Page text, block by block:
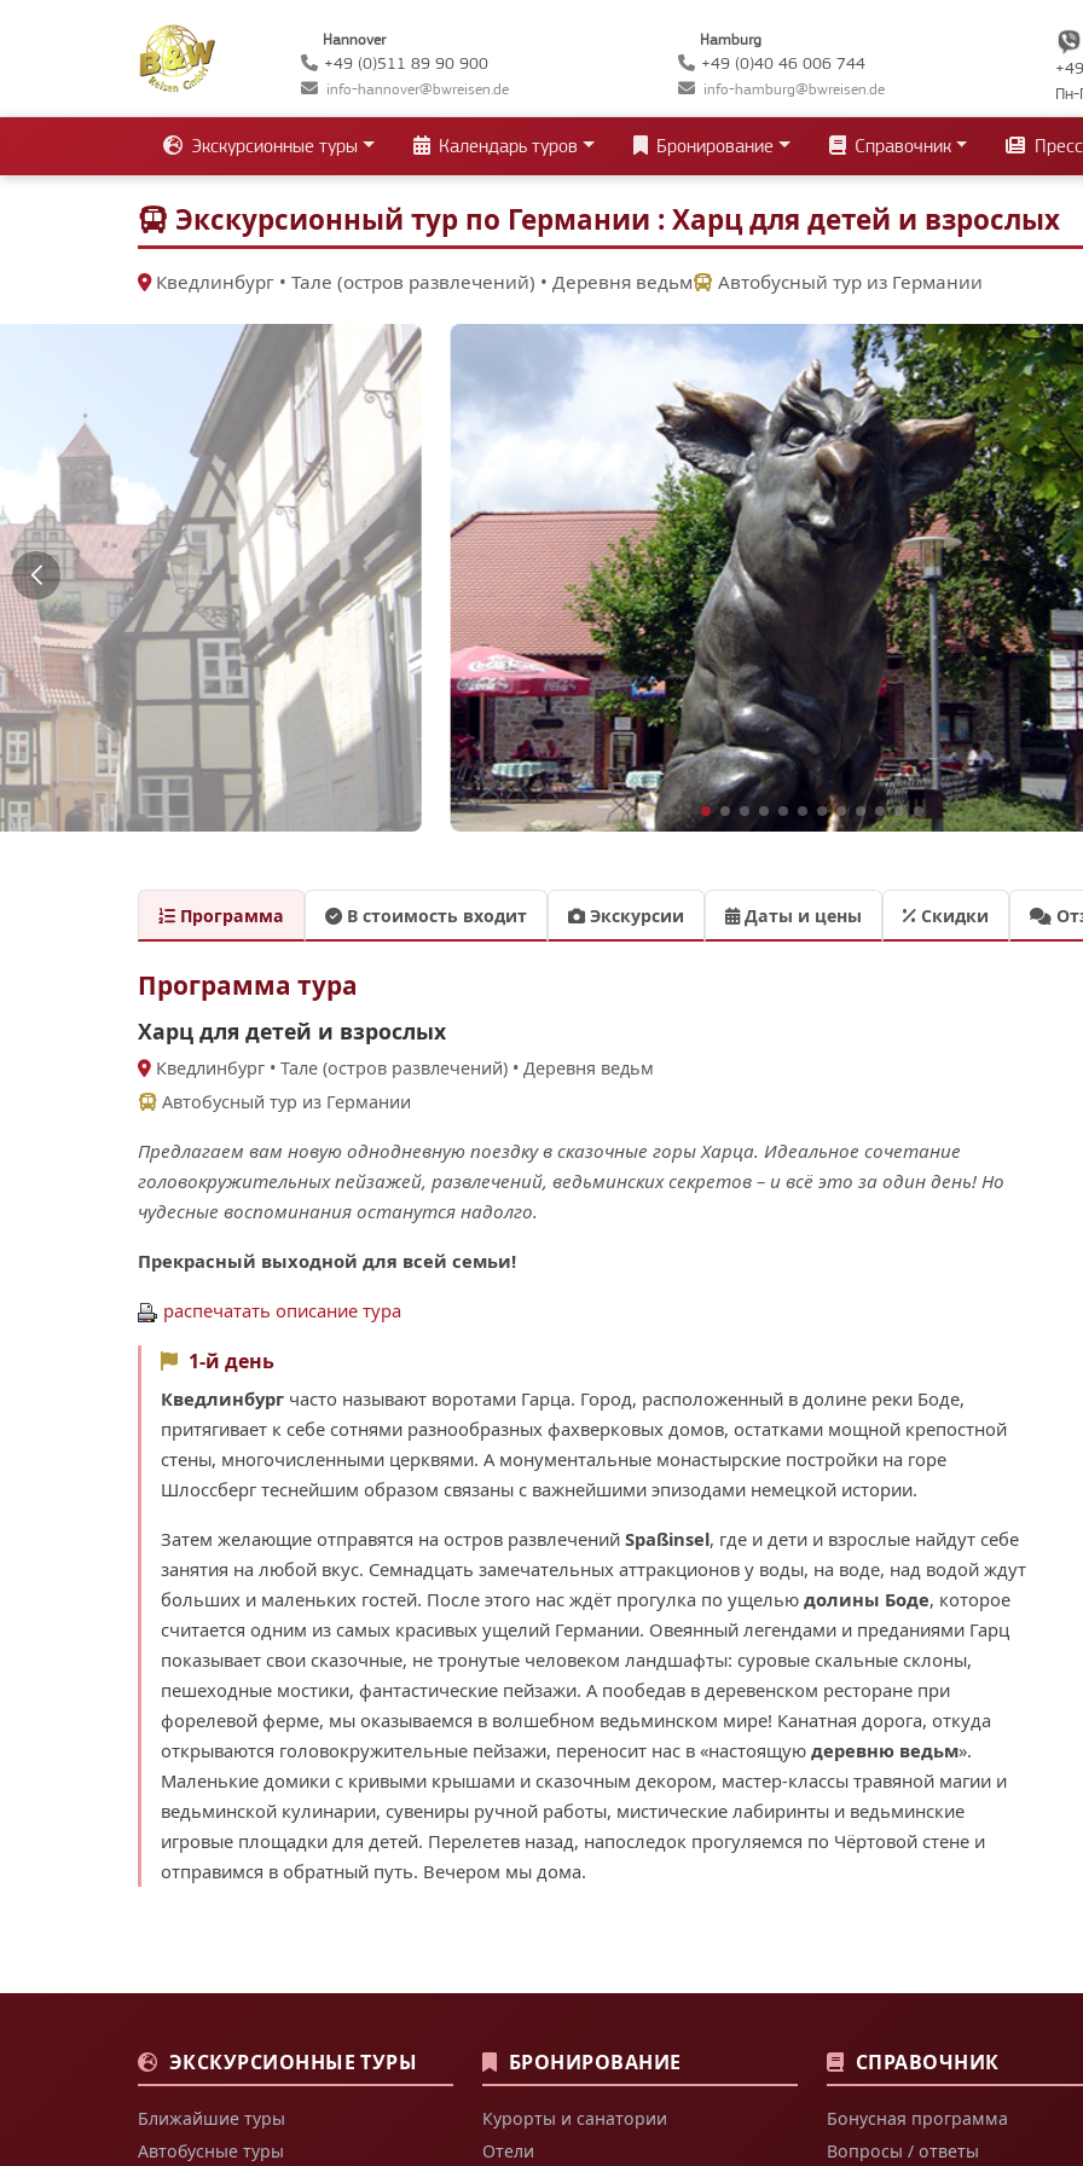
Hannover
+49 (0)511 89 90 900
info-hannover@bwreisen.de
Hamburg
+49 (0)40 46 006 744
info-hamburg@bwreisen.de
Экскурсионные туры Календарь туров Бронирование Справочник
Экскурсионный тур по Германии : Харц для детей и взрослых
Кведлинбург • Тале (остров развлечений) • Деревня ведьм Автобусный тур из Германии
Программа В стоимость входит Экскурсии Даты и цены Скидки
Программа тура
Харц для детей и взрослых
Кведлинбург • Тале (остров развлечений) • Деревня ведьм
Автобусный тур из Германии
Предлагаем вам новую однодневную поездку в сказочные горы Харца. Идеальное сочетание
головокружительных пейзажей, развлечений, ведьминских секретов – и всё это за один день! Но
чудесные воспоминания останутся надолго.
Прекрасный выходной для всей семьи!
распечатать описание тура
1-й день
Кведлинбург часто называют воротами Гарца. Город, расположенный в долине реки Боде,
притягивает к себе сотнями разнообразных фахверковых домов, остатками мощной крепостной
стены, многочисленными церквями. А монументальные монастырские постройки на горе
Шлоссберг теснейшим образом связаны с важнейшими эпизодами немецкой истории.
Затем желающие отправятся на остров развлечений Spaßinsel, где и дети и взрослые найдут себе
занятия на любой вкус. Семнадцать замечательных аттракционов у воды, на воде, над водой ждут
больших и маленьких гостей. После этого нас ждёт прогулка по ущелью долины Боде, которое
считается одним из самых красивых ущелий Германии. Овеянный легендами и преданиями Гарц
показывает свои сказочные, не тронутые человеком ландшафты: суровые скальные склоны,
пешеходные мостики, фантастические пейзажи. А пообедав в деревенском ресторане при
форелевой ферме, мы оказываемся в волшебном ведьминском мире! Канатная дорога, откуда
открываются головокружительные пейзажи, переносит нас в «настоящую деревню ведьм».
Маленькие домики с кривыми крышами и сказочным декором, мастер-классы травяной магии и
ведьминской кулинарии, сувениры ручной работы, мистические лабиринты и ведьминские
игровые площадки для детей. Перелетев назад, напоследок прогуляемся по Чёртовой стене и
отправимся в обратный путь. Вечером мы дома.
ЭКСКУРСИОННЫЕ ТУРЫ
Ближайшие туры
Автобусные туры
БРОНИРОВАНИЕ
Курорты и санатории
Отели
СПРАВОЧНИК
Бонусная программа
Вопросы / ответы